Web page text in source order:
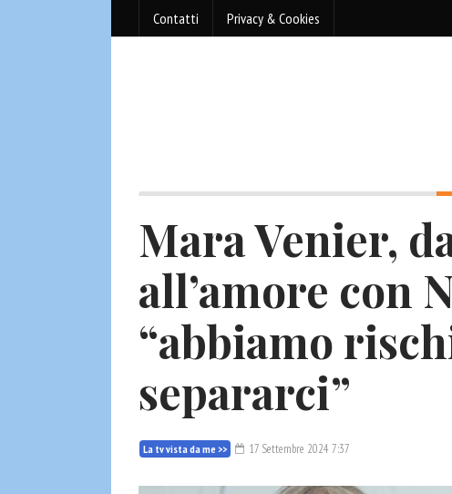
Contatti Privacy & Cookies
Mara Venier,
all’amore con
“abbiamo
separarci”
La tv vista da me >> 17 Settembre 2024 7:37